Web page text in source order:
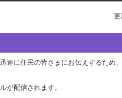
更
速に住民の皆さまにお伝えするため
が配信されます。